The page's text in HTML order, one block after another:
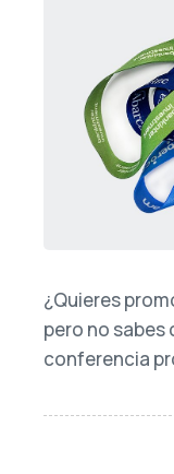
¿Quieres
pero no sabes
conferencia